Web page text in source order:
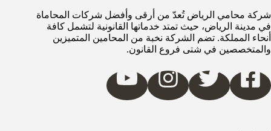
شركة محامي الرياض تُعدّ من أرقى وأفضل شركات المحاماة
في مدينة الرياض، حيث تمتد خدماتها القانونية لتشمل كافة
أنحاء المملكة. تضم الشركة نخبة من المحامين المتميزين
والمتخصصين في شتى فروع القانون.